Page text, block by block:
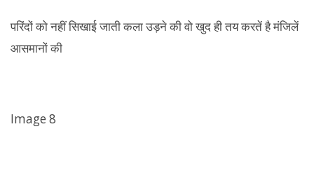
परिंदों को नहीं सिखाई जाती कला उड़ने की वो खुद ही तय करतें है मंजिलें
आसमानों की
Image 8